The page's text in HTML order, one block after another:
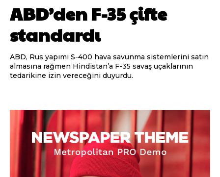
ABD’den F-35 çifte
standardı
ABD, Rus yapımı S-400 hava savunma sistemlerini satın
almasına rağmen Hindistan’a F-35 savaş uçaklarının
tedarikine izin vereceğini duyurdu.